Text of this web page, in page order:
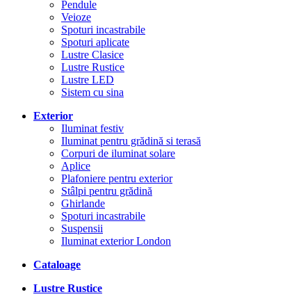
Pendule
Veioze
Spoturi incastrabile
Spoturi aplicate
Lustre Clasice
Lustre Rustice
Lustre LED
Sistem cu sina
Exterior
Iluminat festiv
Iluminat pentru grădină si terasă
Corpuri de iluminat solare
Aplice
Plafoniere pentru exterior
Stâlpi pentru grădină
Ghirlande
Spoturi incastrabile
Suspensii
Iluminat exterior London
Cataloage
Lustre Rustice